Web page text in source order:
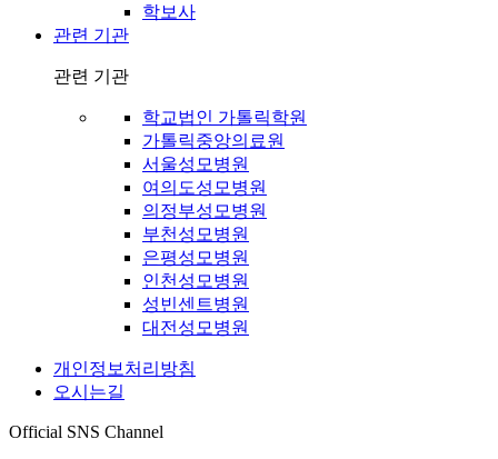
학보사
관련 기관
관련 기관
학교법인 가톨릭학원
가톨릭중앙의료원
서울성모병원
여의도성모병원
의정부성모병원
부천성모병원
은평성모병원
인천성모병원
성빈센트병원
대전성모병원
개인정보처리방침
오시는길
Official SNS Channel